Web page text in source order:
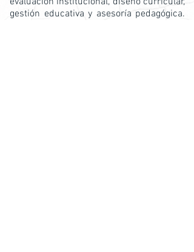
gestión educativa y asesoría pedagógica.